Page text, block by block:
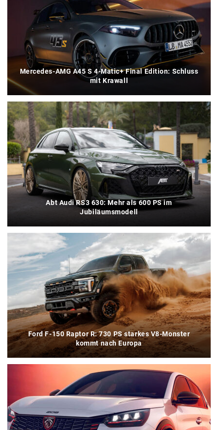
Mercedes-AMG A45 S 4-Matic+ Final Edition: Schluss
mit Krawall
Abt Audi RS3 630: Mehr als 600 PS im
Jubiläumsmodell
Ford F-150 Raptor R: 730 PS starkes V8-Monster
kommt nach Europa